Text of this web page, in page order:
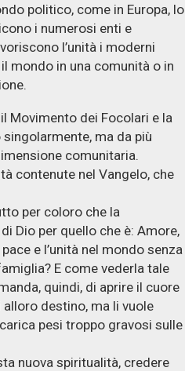
politico, come in Europa, lo
i numerosi enti e
l’unità i moderni
mondo in una comunità o in
Movimento dei Focolari e la
ma da più
comunitaria.
contenute nel Vangelo, che
per coloro che la
Dio per quello che è: Amore,
e l’unità nel mondo senza
E come vederla tale
quindi, di aprire il cuore
destino, ma li vuole
pesi troppo gravosi sulle
nuova spiritualità, credere